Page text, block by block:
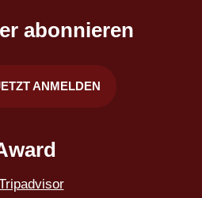
abonnieren
ANMELDEN